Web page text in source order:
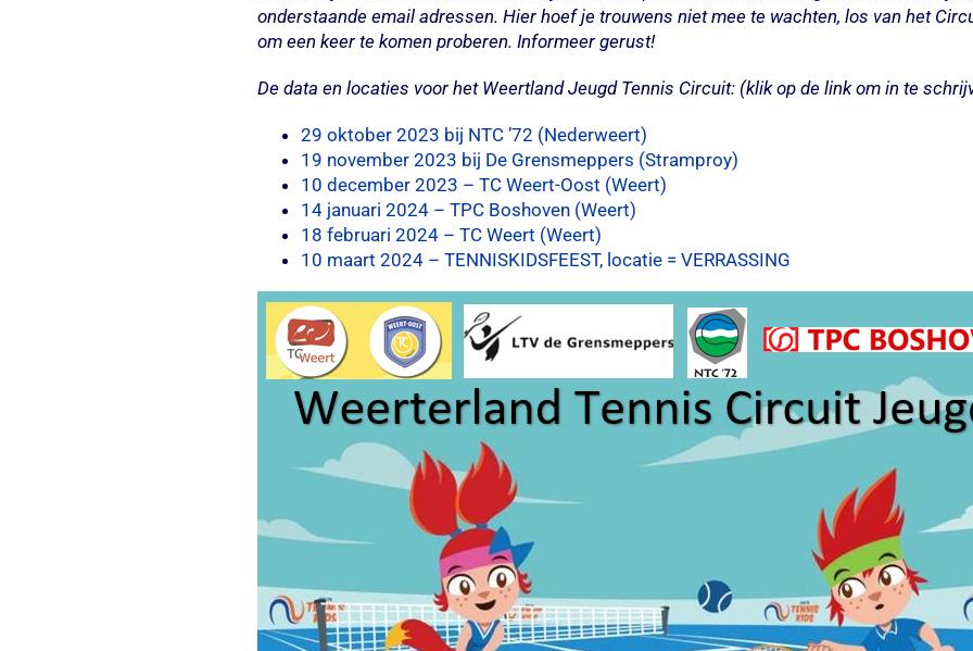
onderstaande email adressen. Hier hoef je trouwens niet mee te wachten, los van het
om een keer te komen proberen. Informeer gerust!
De data en locaties voor het Weertland Jeugd Tennis Circuit: (klik op de link om in te
29 oktober 2023 bij NTC ’72 (Nederweert)
19 november 2023 bij De Grensmeppers (Stramproy)
10 december 2023 – TC Weert-Oost (Weert)
14 januari 2024 – TPC Boshoven (Weert)
18 februari 2024 – TC Weert (Weert)
10 maart 2024 – TENNISKIDSFEEST, locatie = VERRASSING